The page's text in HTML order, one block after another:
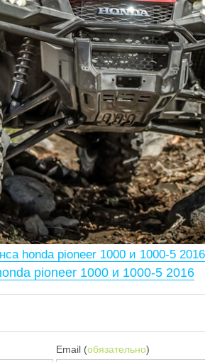
honda pioneer 1000 и 1000-5
pioneer 1000 и 1000-5 2016
Email (обязательно)